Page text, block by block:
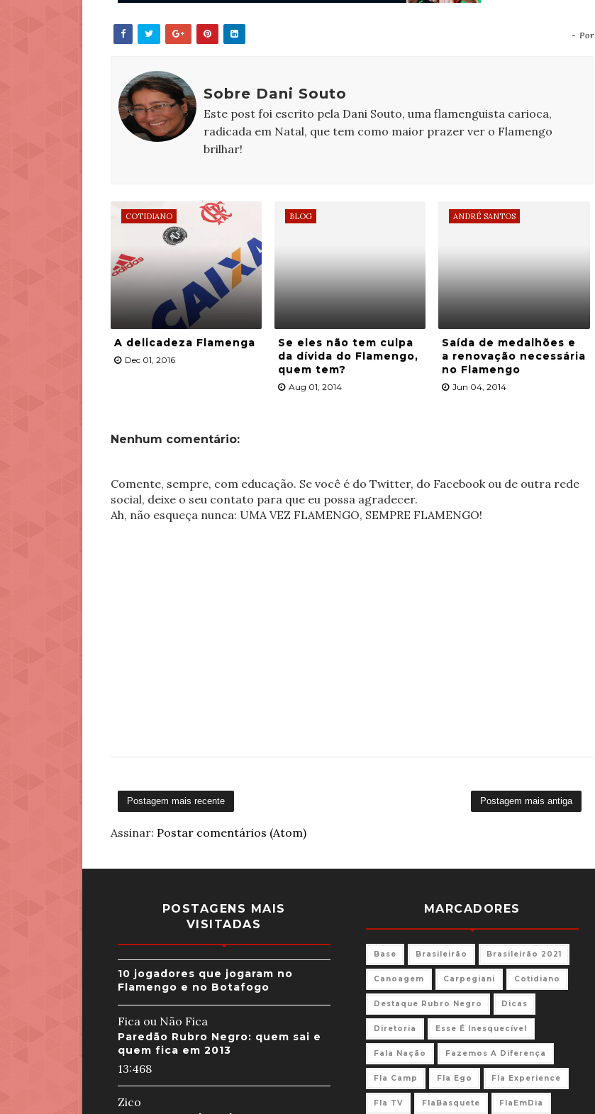
- Por
Sobre Dani Souto
Este post foi escrito pela Dani Souto, uma flamenguista carioca,
radicada em Natal, que tem como maior prazer ver o Flamengo
brilhar!
COTIDIANO
A delicadeza Flamenga
Dec 01, 2016
BLOG
Se eles não tem culpa
da dívida do Flamengo,
quem tem?
Aug 01, 2014
ANDRÉ SANTOS
Saída de medalhões e
a renovação necessária
no Flamengo
Jun 04, 2014
Nenhum comentário:
Comente, sempre, com educação. Se você é do Twitter, do Facebook ou de outra rede
social, deixe o seu contato para que eu possa agradecer.
Ah, não esqueça nunca: UMA VEZ FLAMENGO, SEMPRE FLAMENGO!
Postagem mais recente Postagem mais antiga
Assinar: Postar comentários (Atom)
POSTAGENS MAIS
VISITADAS
10 jogadores que jogaram no
Flamengo e no Botafogo
Fica ou Não Fica
Paredão Rubro Negro: quem sai e
quem fica em 2013
13:468
Zico
MARCADORES
Base Brasileirão Brasileirão 2021
Canoagem Carpegiani Cotidiano
Destaque Rubro Negro Dicas
Diretoria Esse É Inesquecível
Fala Nação Fazemos A Diferença
Fla Camp Fla Ego Fla Experience
Fla TV FlaBasquete FlaEmDia